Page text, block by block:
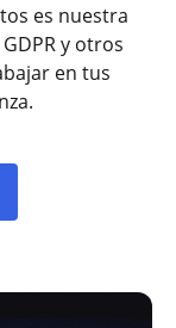
es nuestra
y otros
en tus